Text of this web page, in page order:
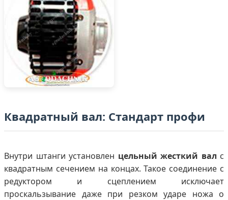
Квадратный вал: Стандарт профи
Внутри штанги установлен цельный жесткий вал с
квадратным сечением на концах. Такое соединение с
редуктором и сцеплением исключает
проскальзывание даже при резком ударе ножа о